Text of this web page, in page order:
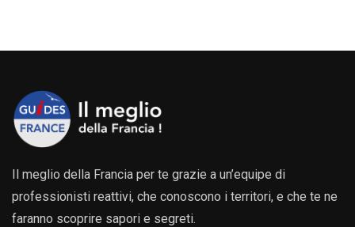
Il meglio della Francia per te grazie a un’equipe di
professionisti reattivi, che conoscono i territori, e che te ne
faranno scoprire sapori e segreti.